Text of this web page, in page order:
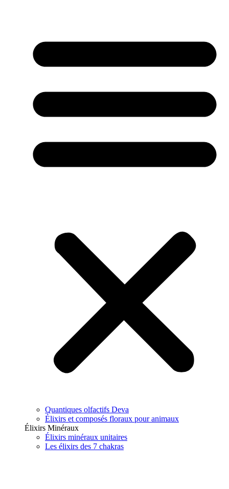
Quantiques olfactifs Deva
Élixirs et composés floraux pour animaux
Élixirs Minéraux
Élixirs minéraux unitaires
Les élixirs des 7 chakras